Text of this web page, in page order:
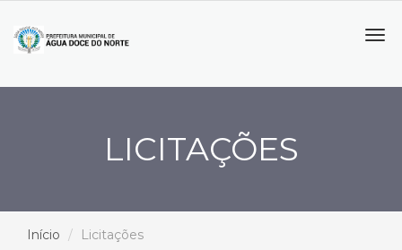
LICITAÇÕES
Início Licitações